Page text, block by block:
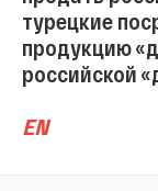
турецкие
продукцию
российской
EN